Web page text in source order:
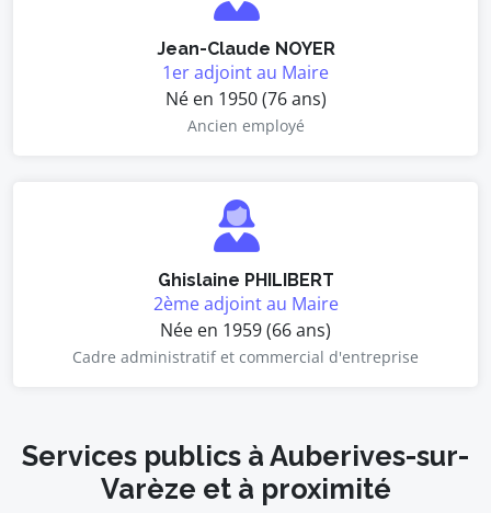
Jean-Claude NOYER
1er adjoint au Maire
Né en 1950 (76 ans)
Ancien employé
Ghislaine PHILIBERT
2ème adjoint au Maire
Née en 1959 (66 ans)
Cadre administratif et commercial d'entreprise
Services publics à Auberives-sur-
Varèze et à proximité